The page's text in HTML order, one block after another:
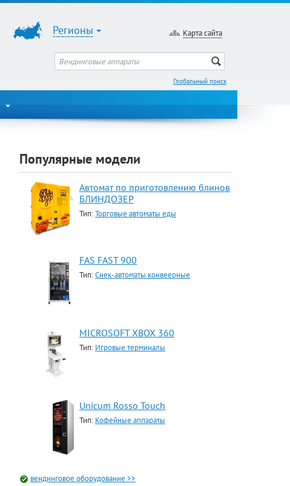
Регионы Карта сайта
Глобальный поиск
Популярные модели
Автомат по приготовлению блинов
БЛИНДОЗЕР
Тип:Торговые автоматы еды
FAS FAST 900
Тип:Снек-автоматы конвеерные
MICROSOFT XBOX 360
Тип: Игровые терминалы
Unicum Rosso Touch
Тип: Кофейные аппараты
вендинговое оборудование >>